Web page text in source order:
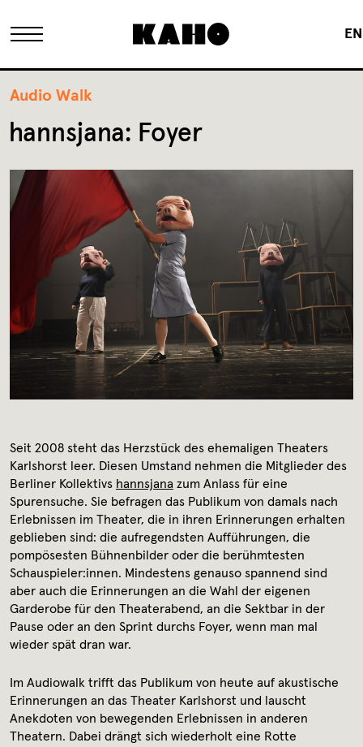
EN
Das KAHO
Historie
Eigentümer
FAQ
Sanierung
Archiv
Presse
Audio Walk
hannsjana: Foyer
Seit 2008 steht das Herzstück des ehemaligen Theaters
Karlshorst leer. Diesen Umstand nehmen die Mitglieder des
Berliner Kollektivs hannsjana zum Anlass für eine
Spurensuche. Sie befragen das Publikum von damals nach
Erlebnissen im Theater, die in ihren Erinnerungen erhalten
geblieben sind: die aufregendsten Aufführungen, die
pompösesten Bühnenbilder oder die berühmtesten
Schauspieler:innen. Mindestens genauso spannend sind
aber auch die Erinnerungen an die Wahl der eigenen
Garderobe für den Theaterabend, an die Sektbar in der
Pause oder an den Sprint durchs Foyer, wenn man mal
wieder spät dran war.
Im Audiowalk trifft das Publikum von heute auf akustische
Erinnerungen an das Theater Karlshorst und lauscht
Anekdoten von bewegenden Erlebnissen in anderen
Theatern. Dabei drängt sich wiederholt eine Rotte